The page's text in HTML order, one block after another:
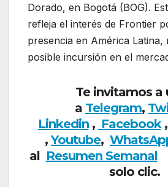
Dorado, en Bogotá (BOG).
refleja el interés de Frontier
presencia en América Latina,
posible incursión en el
Te invitamos a
a Telegram,
Linkedin, Facebook,
,Youtube,
al Resumen Semanal
solo clic.